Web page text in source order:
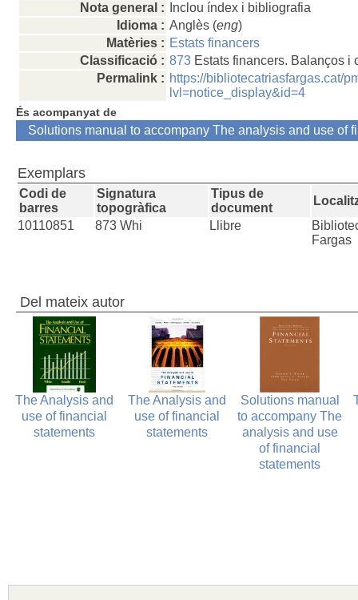
Nota general :
Inclou índex i bibliografia
Idioma : Anglès (eng)
Matèries : Estats financers
Classificació : 873 Estats financers. Balanços i
Permalink : https://bibliotecatriasfargas.cat/
lvl=notice_display&id=4
És acompanyat de
Solutions manual to accompany The analysis and use of
Exemplars
Codi de
barres
Signatura
topogràfica
Tipus de
document
10110851
873 Whi Llibre
Fargas
Del mateix autor
The Analysis and
use of financial
statements
The Analysis and
use of financial
statements
Solutions manual
to accompany The
analysis and use
of financial
statements